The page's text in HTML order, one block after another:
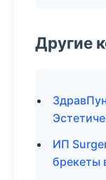
Другие
ИП
брекеты